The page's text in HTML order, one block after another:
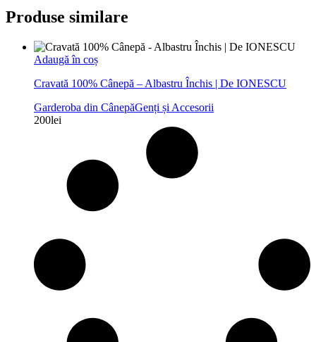
Produse similare
Adaugă în coș
Cravată 100% Cânepă – Albastru Închis | De IONESCU
Garderoba din CânepăGenți și Accesorii
200lei